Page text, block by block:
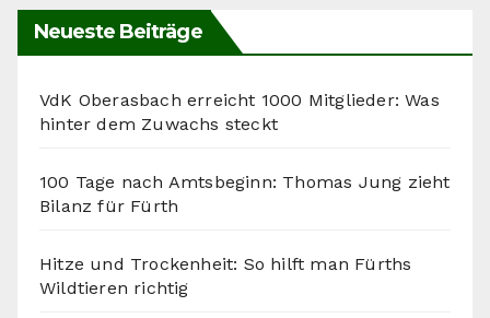
Neueste Beiträge
VdK Oberasbach erreicht 1000 Mitglieder: Was
hinter dem Zuwachs steckt
100 Tage nach Amtsbeginn: Thomas Jung zieht
Bilanz für Fürth
Hitze und Trockenheit: So hilft man Fürths
Wildtieren richtig